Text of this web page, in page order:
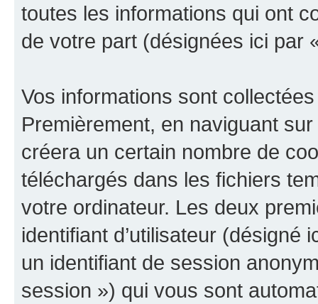
toutes les informations qui ont
de votre part (désignées ici par
Vos informations sont
Premièrement, en naviguant
créera un certain nombre de
téléchargés dans les fichiers
votre ordinateur. Les deux
identifiant d’utilisateur (désigné
un identifiant de session
session ») qui vous sont